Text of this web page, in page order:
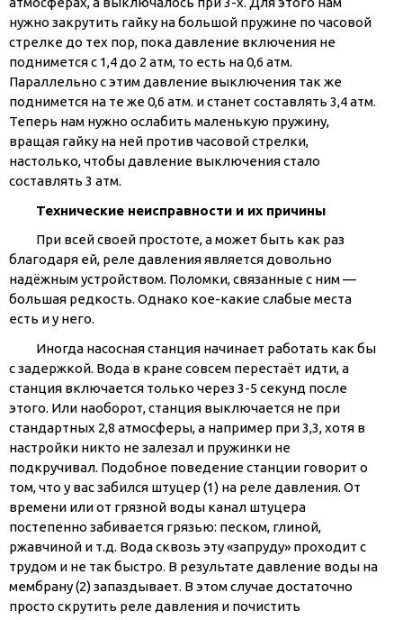
нужно закрутить гайку на большой пружине по часовой
стрелке до тех пор, пока давление включения не
поднимется с 1,4 до 2 атм, то есть на 0,6 атм.
Параллельно с этим давление выключения так же
поднимется на те же 0,6 атм. и станет составлять 3,4 атм.
Теперь нам нужно ослабить маленькую пружину,
вращая гайку на ней против часовой стрелки,
настолько, чтобы давление выключения стало
составлять 3 атм.
Технические неисправности и их причины
При всей своей простоте, а может быть как раз
благодаря ей, реле давления является довольно
надёжным устройством. Поломки, связанные с ним —
большая редкость. Однако кое-какие слабые места
есть и у него.
Иногда насосная станция начинает работать как бы
с задержкой. Вода в кране совсем перестаёт идти, а
станция включается только через 3-5 секунд после
этого. Или наоборот, станция выключается не при
стандартных 2,8 атмосферы, а например при 3,3, хотя в
настройки никто не залезал и пружинки не
подкручивал. Подобное поведение станции говорит о
том, что у вас забился штуцер (1) на реле давления. От
времени или от грязной воды канал штуцера
постепенно забивается грязью: песком, глиной,
ржавчиной и т.д. Вода сквозь эту «запруду» проходит с
трудом и не так быстро. В результате давление воды на
мембрану (2) запаздывает. В этом случае достаточно
просто скрутить реле давления и почистить